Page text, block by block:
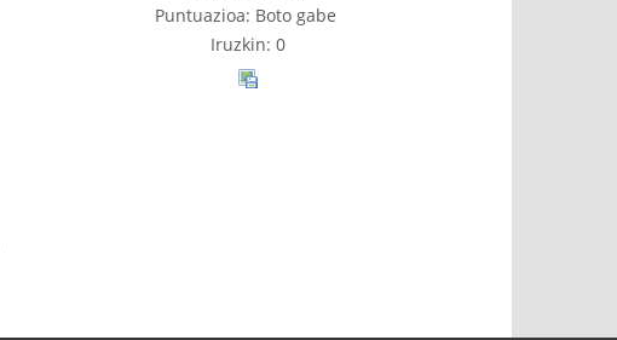
Puntuazioa: Boto gabe
Iruzkin: 0